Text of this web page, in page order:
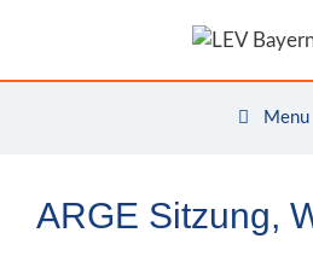
Menu
ARGE Sitzung,